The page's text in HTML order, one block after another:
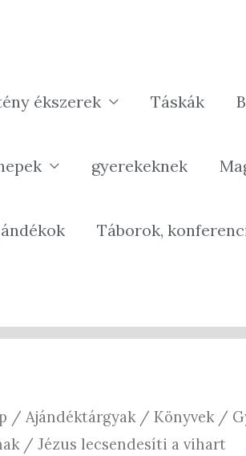
ékszerek Táskák
gyerekeknek
Táborok,
/Ajándéktárgyak/Könyvek/
/ Jézus lecsendesíti a vihart